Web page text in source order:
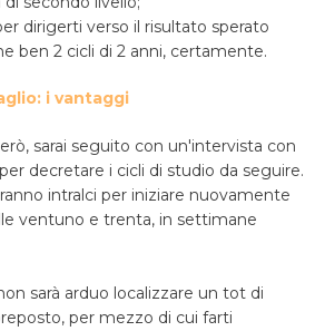
dirigerti verso il risultato sperato
ben 2 cicli di 2 anni, certamente.
i vantaggi
sarai seguito con un'intervista con
decretare i cicli di studio da seguire.
intralci per iniziare nuovamente
ventuno e trenta, in settimane
sarà arduo localizzare un tot di
per mezzo di cui farti